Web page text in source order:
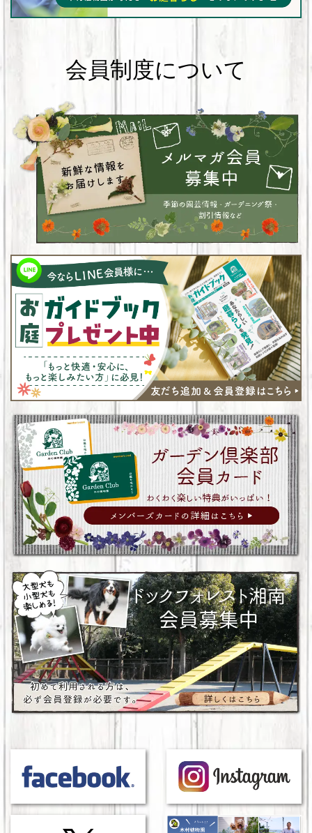
会員制度について